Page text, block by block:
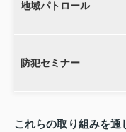
地域パトロール
防犯セミナー
これらの取り組みを通